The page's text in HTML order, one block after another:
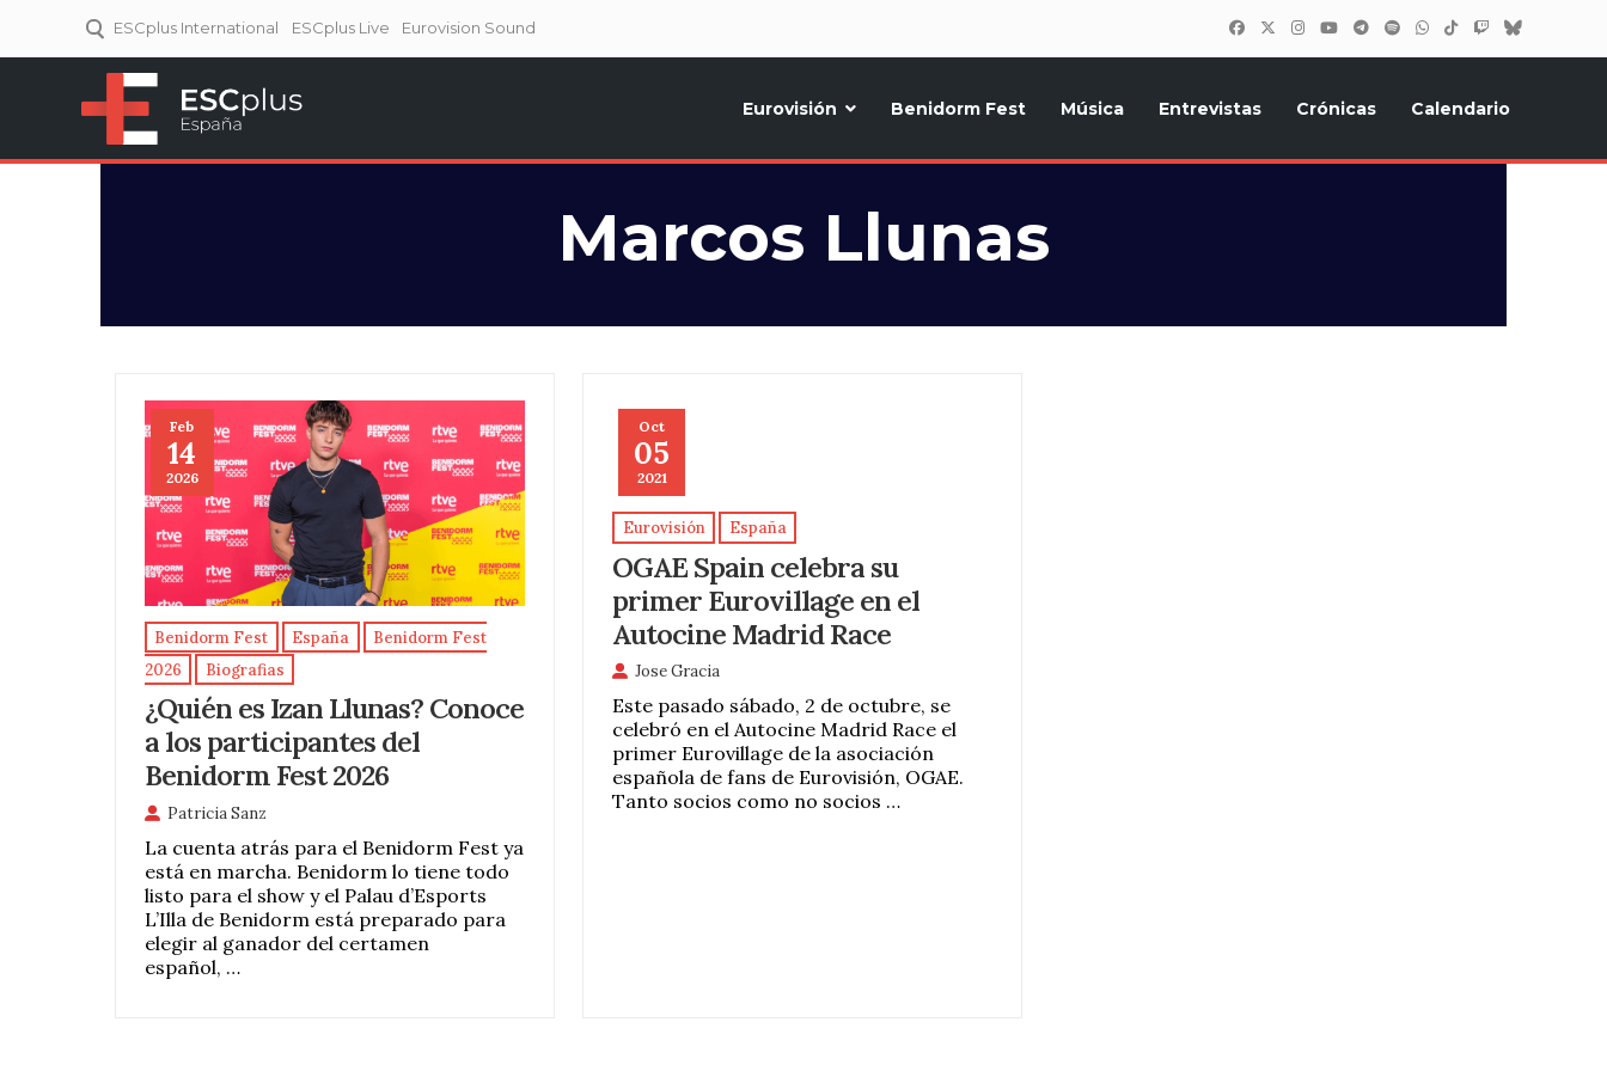
ESCplus International ESCplus Live Eurovision Sound
Eurovisión Benidorm Fest Música Entrevistas Crónicas Calendario
Marcos Llunas
Feb
14
2026
Benidorm Fest España
Benidorm Fest
2026
Biografias
¿Quién es Izan Llunas? Conoce
a los participantes del
Benidorm Fest 2026
Patricia Sanz
La cuenta atrás para el Benidorm Fest ya
está en marcha. Benidorm lo tiene todo
listo para el show y el Palau d’Esports
L’Illa de Benidorm está preparado para
elegir al ganador del certamen
español, …
Oct
05
2021
Eurovisión España
OGAE Spain celebra su
primer Eurovillage en el
Autocine Madrid Race
Jose Gracia
Este pasado sábado, 2 de octubre, se
celebró en el Autocine Madrid Race el
primer Eurovillage de la asociación
española de fans de Eurovisión, OGAE.
Tanto socios como no socios …